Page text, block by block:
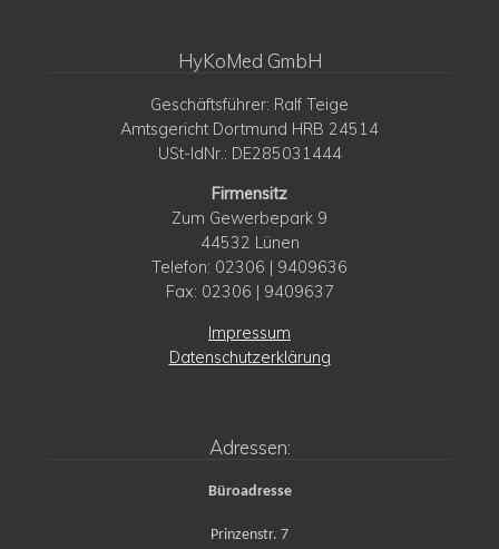
HyKoMed GmbH
Geschäftsführer: Ralf Teige
Amtsgericht Dortmund HRB 24514
USt-IdNr.: DE285031444
Firmensitz
Zum Gewerbepark 9
44532 Lünen
Telefon: 02306 | 9409636
Fax: 02306 | 9409637
Impressum
Datenschutzerklärung
Adressen:
Büroadresse
Prinzenstr. 7